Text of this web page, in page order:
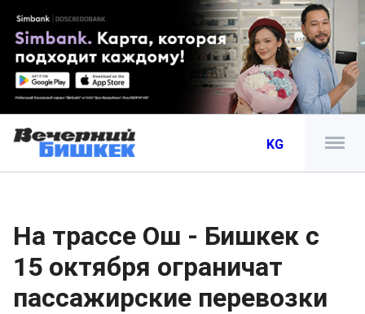
KG
На трассе Ош - Бишкек с
15 октября ограничат
пассажирские перевозки